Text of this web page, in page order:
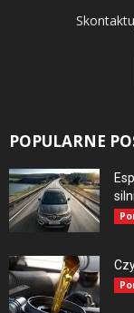
POPULARNE